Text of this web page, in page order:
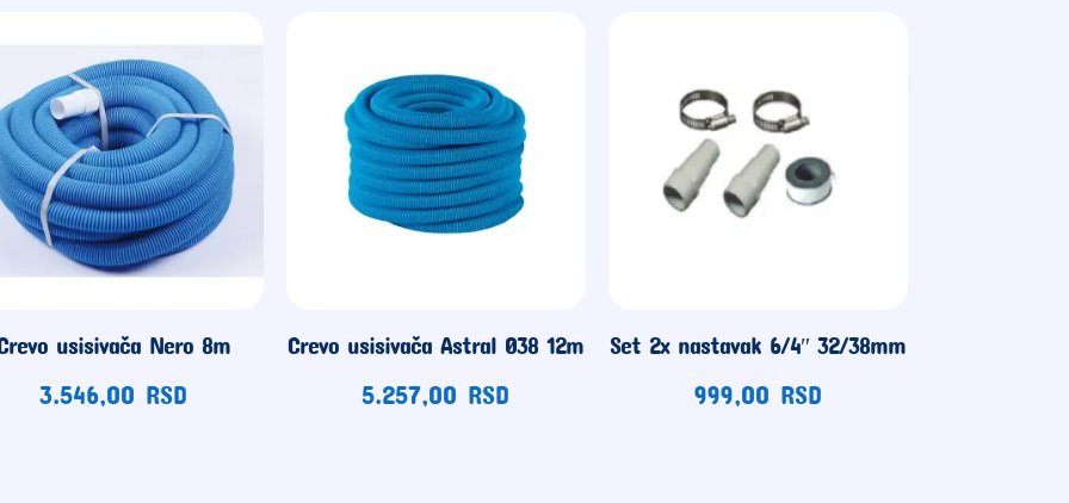
usisivača Nero 8m
3.546,00 RSD
Crevo usisivača Astral Ø38 12m
5.257,00 RSD
Set 2x nastavak 6/4″ 32/38mm
999,00 RSD